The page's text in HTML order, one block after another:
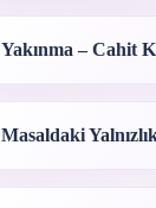
Yakınma – Cahit
Masaldaki